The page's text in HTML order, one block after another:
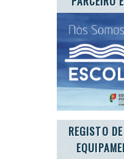
REGISTO DE ENTIDADES E
EQUIPAMENTOS DE EA
ADOTE A CARTA DA TERRA